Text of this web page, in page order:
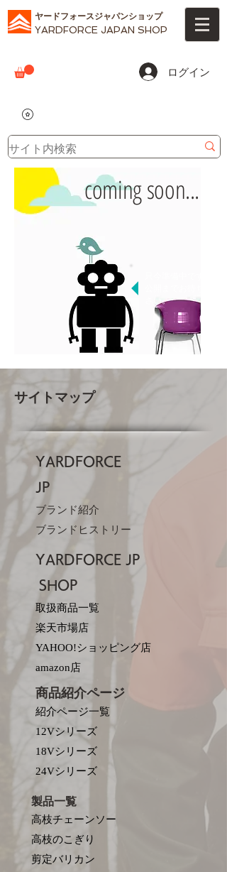
ヤードフォースジャパンショップ
YARDFORCE JAPAN SHOP
ログイン
さい。
coming soon...
サイトマップ
YARDFORCE
JP​
ブランド紹介
ブランドヒストリー
YARDFORCE JP​
SHOP
取扱商品一覧
楽天市場店
YAHOO!ショッピング店
amazon店
商品紹介ページ
紹介ページ一覧
12Vシリーズ
18Vシリーズ
​24Vシリーズ
製品一覧
高枝チェーンソー
高枝のこぎり
剪定バリカン